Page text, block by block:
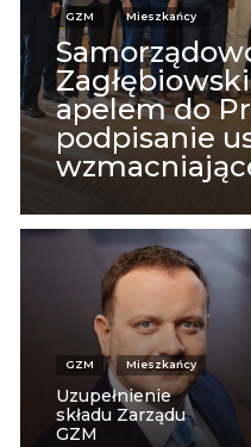
GZM Mieszkańcy
apelem do
podpisanie
GZM Mieszkańcy
Uzupełnienie
składu Zarządu
GZM